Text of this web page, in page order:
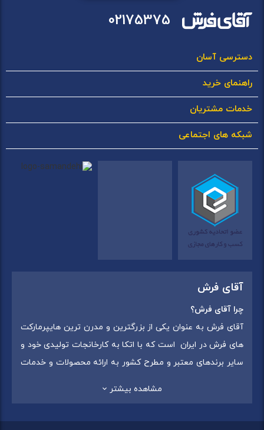
02175375
دسترسی آسان
راهنمای خرید
خدمات مشتریان
شبکه های اجتماعی
آقای فرش
چرا آقای فرش؟
آقای فرش به عنوان یکی از بزرگترین و مدرن ترین هایپرمارکت
های فرش در ایران است که با اتکا به کارخانجات تولیدی خود و
سایر برندهای معتبر و مطرح کشور به ارائه محصولات و خدمات
مشاهده بیشتر